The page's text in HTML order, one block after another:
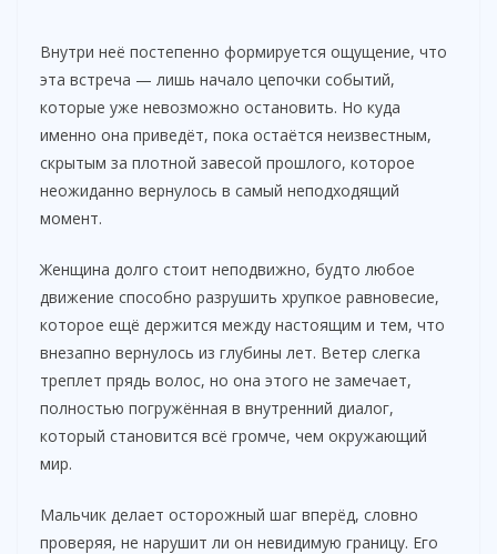
Внутри неё постепенно формируется ощущение, что
эта встреча — лишь начало цепочки событий,
которые уже невозможно остановить. Но куда
именно она приведёт, пока остаётся неизвестным,
скрытым за плотной завесой прошлого, которое
неожиданно вернулось в самый неподходящий
момент.
Женщина долго стоит неподвижно, будто любое
движение способно разрушить хрупкое равновесие,
которое ещё держится между настоящим и тем, что
внезапно вернулось из глубины лет. Ветер слегка
треплет прядь волос, но она этого не замечает,
полностью погружённая в внутренний диалог,
который становится всё громче, чем окружающий
мир.
Мальчик делает осторожный шаг вперёд, словно
проверяя, не нарушит ли он невидимую границу. Его